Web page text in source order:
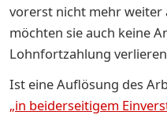
vorerst nicht mehr weiter
möchten sie auch keine
Lohnfortzahlung
Ist eine Auflösung des
„in beiderseitigem